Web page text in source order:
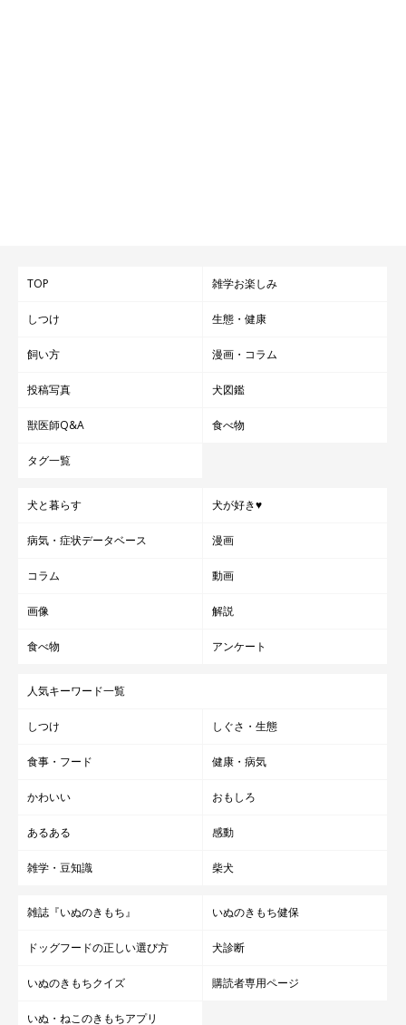
TOP 雑学お楽しみ
しつけ 生態・健康
飼い方 漫画・コラム
投稿写真 犬図鑑
獣医師Q&A 食べ物
タグ一覧
犬と暮らす 犬が好き♥
病気・症状データベース 漫画
コラム 動画
画像 解説
食べ物 アンケート
人気キーワード一覧
しつけ しぐさ・生態
食事・フード 健康・病気
かわいい おもしろ
あるある 感動
雑学・豆知識 柴犬
雑誌『いぬのきもち』 いぬのきもち健保
ドッグフードの正しい選び方 犬診断
いぬのきもちクイズ 購読者専用ページ
いぬ・ねこのきもちアプリ